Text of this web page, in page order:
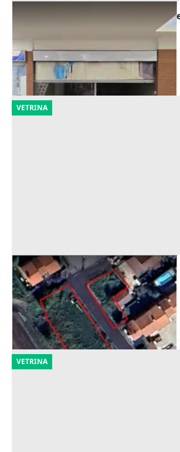
Asta Negozio in centro
Giacciano con Baruchella (Rovigo)
23.203 €
10/09/2026
VETRINA
Asta Terreni edificabili residenziali
Casaleone (Verona)
Offerta minima
7.100 €
30/09/2026
VETRINA